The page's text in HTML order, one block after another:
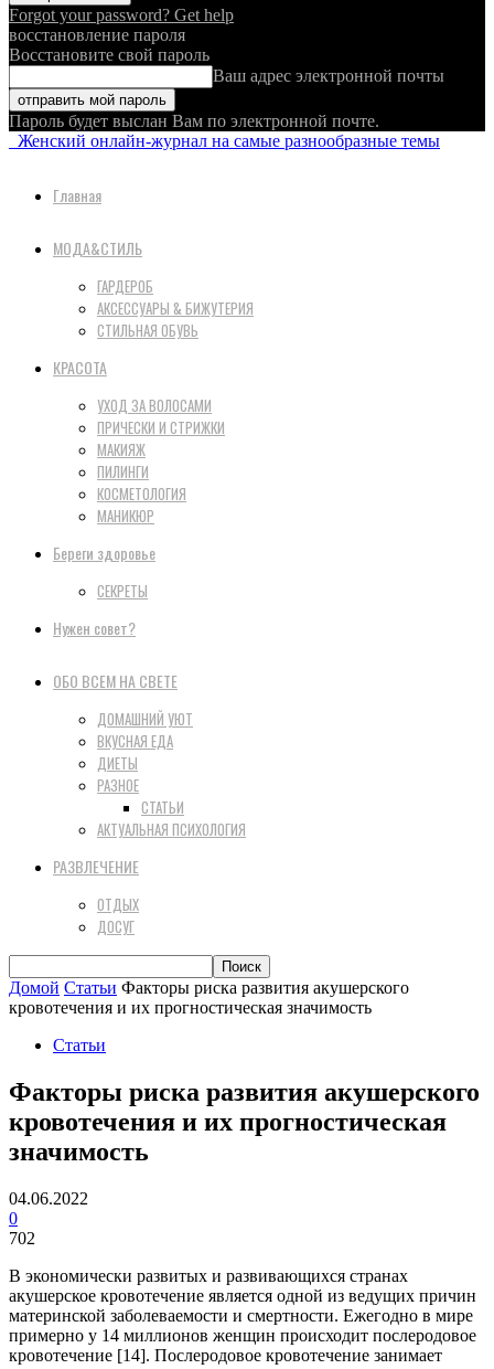
Forgot your password? Get help
восстановление пароля
Восстановите свой пароль
Ваш адрес электронной почты
Пароль будет выслан Вам по электронной почте.
Женский онлайн-журнал на самые разнообразные темы
Главная
МОДА&СТИЛЬ
ГАРДЕРОБ
АКСЕССУАРЫ & БИЖУТЕРИЯ
СТИЛЬНАЯ ОБУВЬ
КРАСОТА
УХОД ЗА ВОЛОСАМИ
ПРИЧЕСКИ И СТРИЖКИ
МАКИЯЖ
ПИЛИНГИ
КОСМЕТОЛОГИЯ
МАНИКЮР
Береги здоровье
СЕКРЕТЫ
Нужен совет?
ОБО ВСЕМ НА СВЕТЕ
ДОМАШНИЙ УЮТ
ВКУСНАЯ ЕДА
ДИЕТЫ
РАЗНОЕ
СТАТЬИ
АКТУАЛЬНАЯ ПСИХОЛОГИЯ
РАЗВЛЕЧЕНИЕ
ОТДЫХ
ДОСУГ
Домой Статьи Факторы риска развития акушерского
кровотечения и их прогностическая значимость
Статьи
Факторы риска развития акушерского
кровотечения и их прогностическая
значимость
04.06.2022
0
702
В экономически развитых и развивающихся странах
акушерское кровотечение является одной из ведущих причин
материнской заболеваемости и смертности. Ежегодно в мире
примерно у 14 миллионов женщин происходит послеродовое
кровотечение [14]. Послеродовое кровотечение занимает